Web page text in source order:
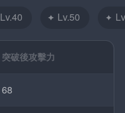
Lv.40 Lv.50
突破後攻擊力
68